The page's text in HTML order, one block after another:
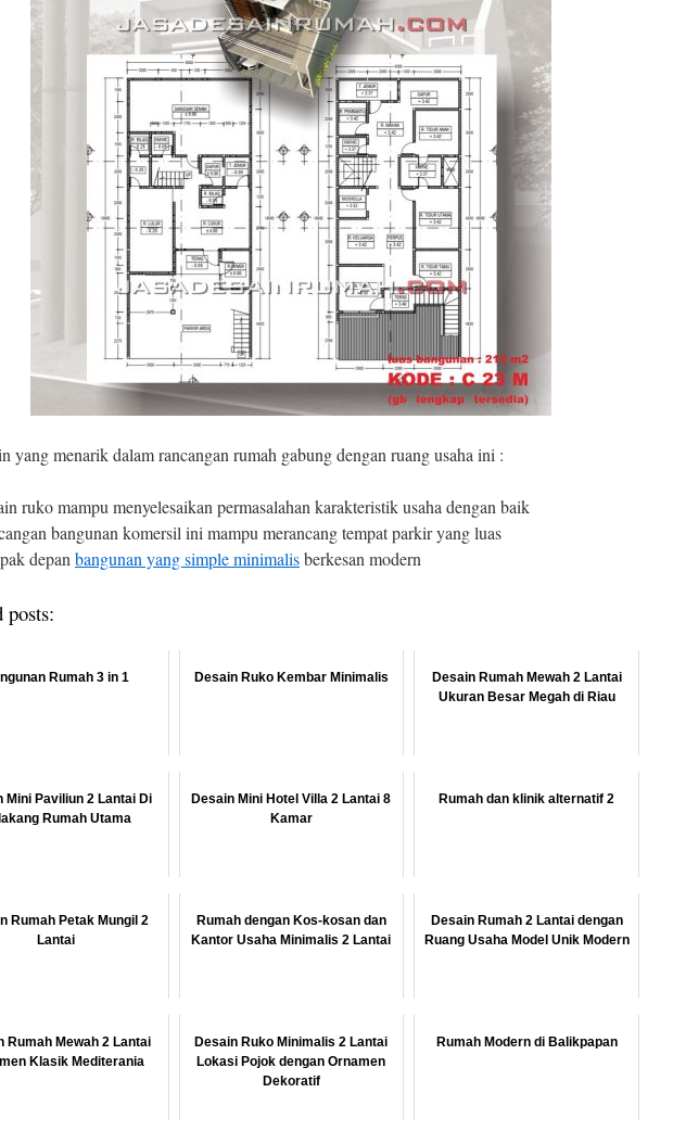
yang menarik dalam rancangan rumah gabung dengan ruang usaha ini :
ruko mampu menyelesaikan permasalahan karakteristik usaha dengan baik
bangunan komersil ini mampu merancang tempat parkir yang luas
depan bangunan yang simple minimalisberkesan modern
posts:
Rumah 3 in 1 Desain Ruko Kembar Minimalis
Desain Rumah Mewah 2 Lantai
Ukuran Besar Megah di Riau
Mini Paviliun 2 Lantai Di
Rumah Utama
Desain Mini Hotel Villa 2 Lantai 8
Kamar
Rumah dan klinik alternatif 2
Rumah Petak Mungil 2
Lantai
Rumah dengan Kos-kosan dan
Kantor Usaha Minimalis 2 Lantai
Desain Rumah 2 Lantai dengan
Ruang Usaha Model Unik Modern
Rumah Mewah 2 Lantai
Klasik Mediterania
Desain Ruko Minimalis 2 Lantai
Lokasi Pojok dengan Ornamen
Dekoratif
Rumah Modern di Balikpapan